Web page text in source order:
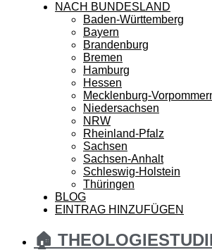
NACH BUNDESLAND
Baden-Württemberg
Bayern
Brandenburg
Bremen
Hamburg
Hessen
Mecklenburg-
Niedersachsen
NRW
Rheinland-Pfalz
Sachsen
Sachsen-Anhalt
Schleswig-Holstein
Thüringen
BLOG
EINTRAG HINZUFÜGEN
🏠